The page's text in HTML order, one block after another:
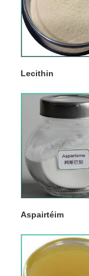
Lecithin
Aspairtéim